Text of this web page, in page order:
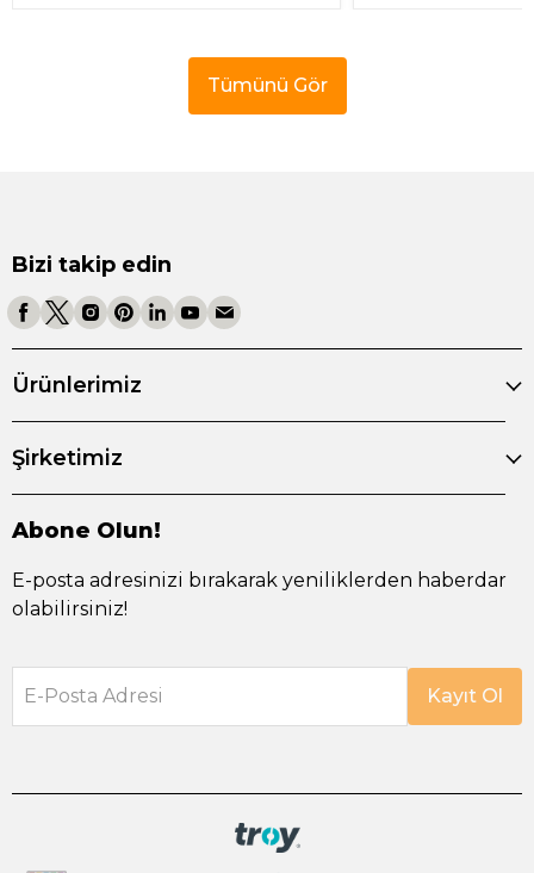
Tümünü Gör
Bizi takip edin
Ürünlerimiz
Şirketimiz
Abone Olun!
E-posta adresinizi bırakarak yeniliklerden haberdar
olabilirsiniz!
E-Posta Adresi Kayıt Ol